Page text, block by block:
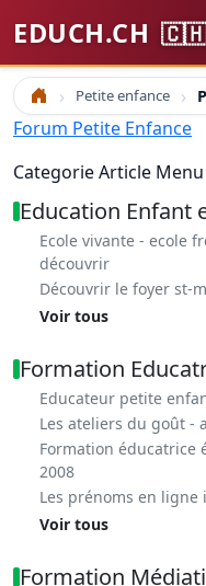
EDUCH.CH
Accueil Petite enfance
Forum Petite Enfance
Categorie Article Menu
Education Enfant
Ecole vivante - ecole
découvrir
Découvrir le foyer st-
Voir tous
Formation
Educateur petite
Les ateliers du goût -
Formation éducatrice
2008
Les prénoms en
Voir tous
Formation